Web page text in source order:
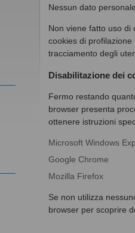
Nessun dato
Non viene fatto uso di
cookies di
tracciamento degli
Disabilitazione dei
Fermo restando
browser presenta
ottenere istruzioni
Microsoft Windows
Google Chrome
Mozilla Firefox
Se non utilizza
browser per scoprire